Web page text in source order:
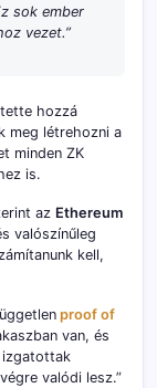
sok ember
vezet.”
hozzá
meg létrehozni a
minden ZK
is.
az Ethereum
valószínűleg
kell,
proof of
van, és
izgatottak
valódi lesz.”